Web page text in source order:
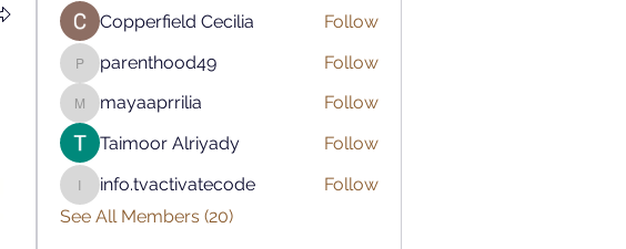
Copperfield Cecilia
Follow
parenthood49
parenthood49 Follow
mayaaprrilia
mayaaprrilia
Follow
Taimoor Alriyady
Follow
info.tvactivatecode
info.tvactivatecode
Follow
See All Members (20)